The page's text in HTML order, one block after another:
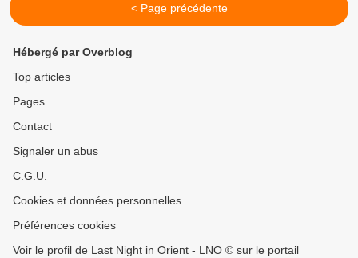
< Page précédente
Hébergé par Overblog
Top articles
Pages
Contact
Signaler un abus
C.G.U.
Cookies et données personnelles
Préférences cookies
Voir le profil de Last Night in Orient - LNO © sur le portail